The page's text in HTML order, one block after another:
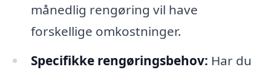
månedlig rengøring vil have
forskellige omkostninger.
Specifikke rengøringsbehov: Har du